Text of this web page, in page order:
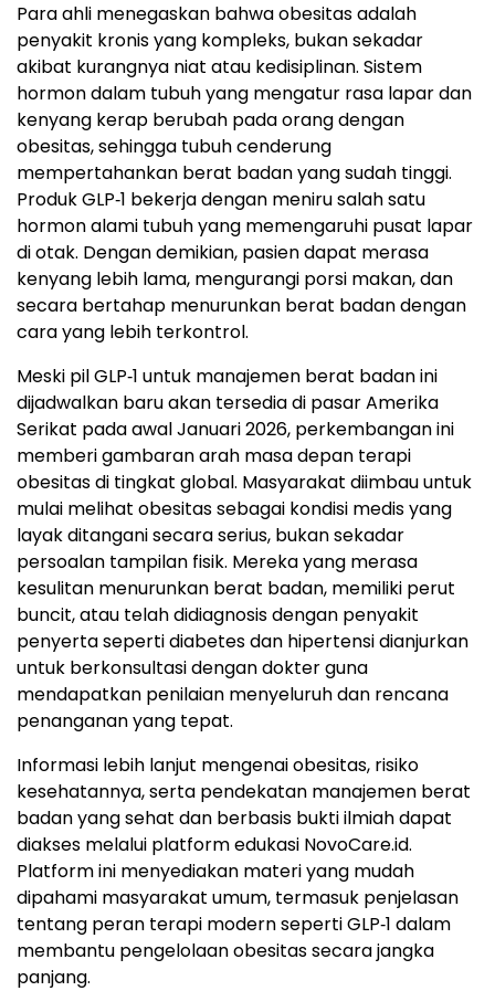
Para ahli menegaskan bahwa obesitas adalah
penyakit kronis yang kompleks, bukan sekadar
akibat kurangnya niat atau kedisiplinan. Sistem
hormon dalam tubuh yang mengatur rasa lapar dan
kenyang kerap berubah pada orang dengan
obesitas, sehingga tubuh cenderung
mempertahankan berat badan yang sudah tinggi.
Produk GLP‑1 bekerja dengan meniru salah satu
hormon alami tubuh yang memengaruhi pusat lapar
di otak. Dengan demikian, pasien dapat merasa
kenyang lebih lama, mengurangi porsi makan, dan
secara bertahap menurunkan berat badan dengan
cara yang lebih terkontrol.
Meski pil GLP‑1 untuk manajemen berat badan ini
dijadwalkan baru akan tersedia di pasar Amerika
Serikat pada awal Januari 2026, perkembangan ini
memberi gambaran arah masa depan terapi
obesitas di tingkat global. Masyarakat diimbau untuk
mulai melihat obesitas sebagai kondisi medis yang
layak ditangani secara serius, bukan sekadar
persoalan tampilan fisik. Mereka yang merasa
kesulitan menurunkan berat badan, memiliki perut
buncit, atau telah didiagnosis dengan penyakit
penyerta seperti diabetes dan hipertensi dianjurkan
untuk berkonsultasi dengan dokter guna
mendapatkan penilaian menyeluruh dan rencana
penanganan yang tepat.
Informasi lebih lanjut mengenai obesitas, risiko
kesehatannya, serta pendekatan manajemen berat
badan yang sehat dan berbasis bukti ilmiah dapat
diakses melalui platform edukasi NovoCare.id.
Platform ini menyediakan materi yang mudah
dipahami masyarakat umum, termasuk penjelasan
tentang peran terapi modern seperti GLP‑1 dalam
membantu pengelolaan obesitas secara jangka
panjang.